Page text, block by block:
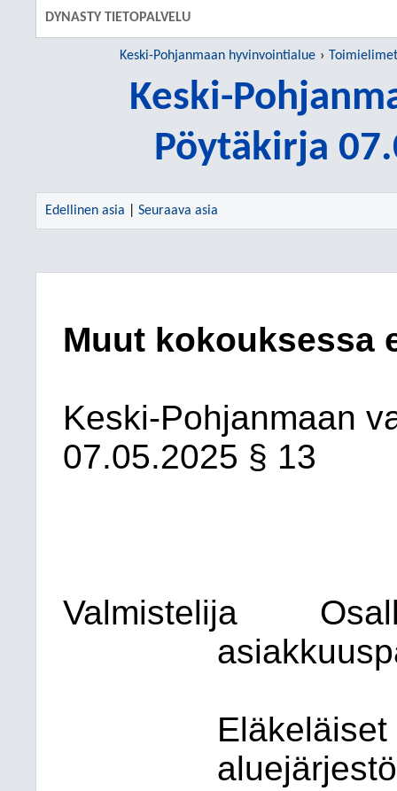
DYNASTY TIETOPALVELU
Keski-Pohjanmaan hyvinvointialue Toimielimet
Keski-
Pöytäkirja
Edellinen asia Seuraava asia
Muut kokouksessa
Keski-Pohjanmaan
07.05.2025 § 13
Valmistelija